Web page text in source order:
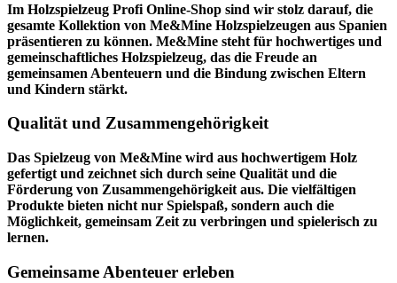
Im Holzspielzeug Profi Online-Shop sind wir stolz darauf, die
gesamte Kollektion von Me&Mine Holzspielzeugen aus Spanien
präsentieren zu können. Me&Mine steht für hochwertiges und
gemeinschaftliches Holzspielzeug, das die Freude an
gemeinsamen Abenteuern und die Bindung zwischen Eltern
und Kindern stärkt.
Qualität und Zusammengehörigkeit
Das Spielzeug von Me&Mine wird aus hochwertigem Holz
gefertigt und zeichnet sich durch seine Qualität und die
Förderung von Zusammengehörigkeit aus. Die vielfältigen
Produkte bieten nicht nur Spielspaß, sondern auch die
Möglichkeit, gemeinsam Zeit zu verbringen und spielerisch zu
lernen.
Gemeinsame Abenteuer erleben